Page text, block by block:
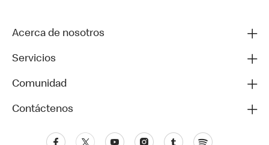
Acerca de nosotros
Servicios
Comunidad
Contáctenos